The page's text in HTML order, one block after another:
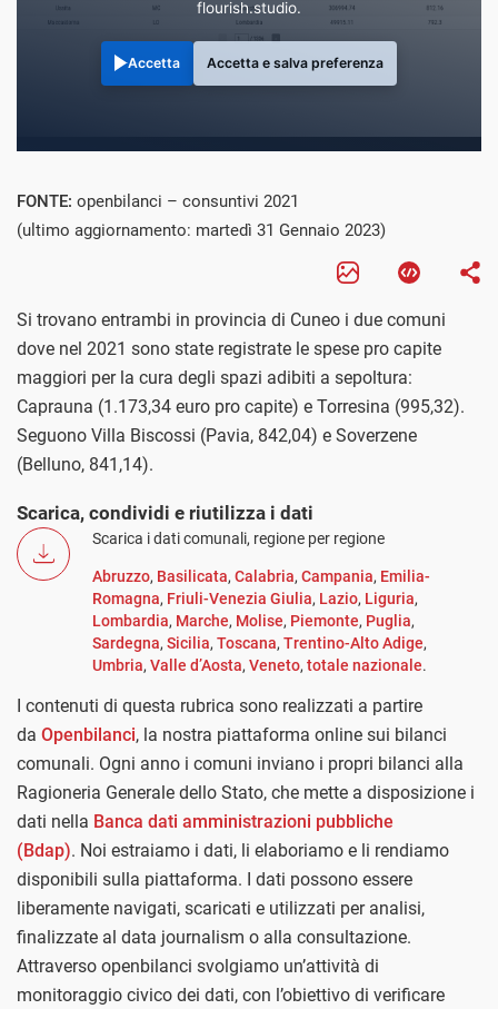
flourish.studio.
Accetta Accetta e salva preferenza
FONTE: openbilanci – consuntivi 2021
(ultimo aggiornamento: martedì 31 Gennaio 2023)
Si trovano entrambi in provincia di Cuneo i due comuni
dove nel 2021 sono state registrate le spese pro capite
maggiori per la cura degli spazi adibiti a sepoltura:
Caprauna (1.173,34 euro pro capite) e Torresina (995,32).
Seguono Villa Biscossi (Pavia, 842,04) e Soverzene
(Belluno, 841,14).
Scarica, condividi e riutilizza i dati
Scarica i dati comunali, regione per regione
Abruzzo, Basilicata, Calabria, Campania, Emilia-
Romagna, Friuli-Venezia Giulia, Lazio, Liguria,
Lombardia, Marche, Molise, Piemonte, Puglia,
Sardegna, Sicilia, Toscana, Trentino-Alto Adige,
Umbria, Valle d’Aosta, Veneto, totale nazionale.
I contenuti di questa rubrica sono realizzati a partire
da Openbilanci, la nostra piattaforma online sui bilanci
comunali. Ogni anno i comuni inviano i propri bilanci alla
Ragioneria Generale dello Stato, che mette a disposizione i
dati nella Banca dati amministrazioni pubbliche
(Bdap). Noi estraiamo i dati, li elaboriamo e li rendiamo
disponibili sulla piattaforma. I dati possono essere
liberamente navigati, scaricati e utilizzati per analisi,
finalizzate al data journalism o alla consultazione.
Attraverso openbilanci svolgiamo un’attività di
monitoraggio civico dei dati, con l’obiettivo di verificare